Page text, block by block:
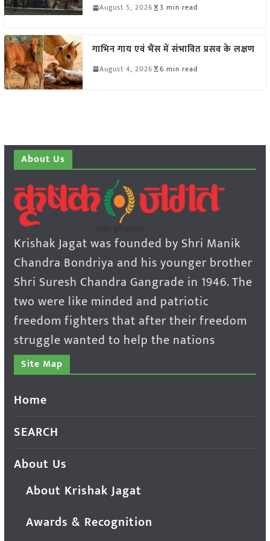
August 5, 2026 3 min read
गाभिन गाय एवं भैंस में संभावित प्रसव के लक्षण
August 4, 2026 6 min read
About Us
Krishak Jagat was founded by Shri Manik
Chandra Bondriya and his younger brother
Shri Suresh Chandra Gangrade in 1946. The
two were like minded and patriotic
freedom fighters that after their freedom
struggle wanted to help the nations
Site Map
Home
SEARCH
About Us
About Krishak Jagat
Awards & Recognition